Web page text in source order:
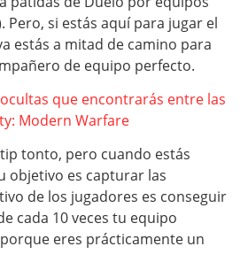
Pero, si estás aquí para jugar el
estás a mitad de camino para
de equipo perfecto.
que encontrarás entre las
Modern Warfare
tonto, pero cuando estás
objetivo es capturar las
de los jugadores es conseguir
cada 10 veces tu equipo
eres prácticamente un